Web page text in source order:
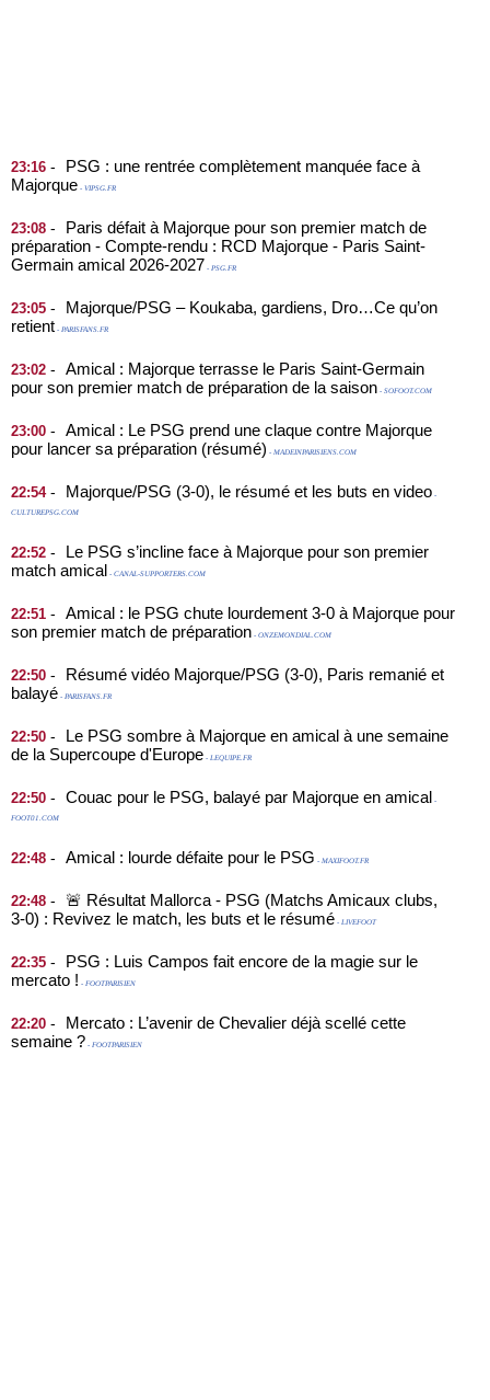
23:16 -
PSG : une rentrée complètement manquée face à
Majorque - VIPSG.FR
23:08 -
Paris défait à Majorque pour son premier match de
préparation - Compte-rendu : RCD Majorque - Paris Saint-
Germain amical 2026-2027 - PSG.FR
23:05 -
Majorque/PSG – Koukaba, gardiens, Dro…Ce qu’on
retient - PARISFANS.FR
23:02 -
Amical : Majorque terrasse le Paris Saint-Germain
pour son premier match de préparation de la saison - SOFOOT.COM
23:00 -
Amical : Le PSG prend une claque contre Majorque
pour lancer sa préparation (résumé) - MADEINPARISIENS.COM
22:54- Majorque/PSG (3-0), le résumé et les buts en video -
CULTUREPSG.COM
22:52 -
Le PSG s’incline face à Majorque pour son premier
match amical - CANAL-SUPPORTERS.COM
22:51 -
Amical : le PSG chute lourdement 3-0 à Majorque pour
son premier match de préparation - ONZEMONDIAL.COM
22:50 -
Résumé vidéo Majorque/PSG (3-0), Paris remanié et
balayé - PARISFANS.FR
22:50 -
Le PSG sombre à Majorque en amical à une semaine
de la Supercoupe d'Europe - LEQUIPE.FR
22:50 - Couac pour le PSG, balayé par Majorque en amical -
FOOT01.COM
22:48 - Amical : lourde défaite pour le PSG - MAXIFOOT.FR
22:48 -
🚨 Résultat Mallorca - PSG (Matchs Amicaux clubs,
3-0) : Revivez le match, les buts et le résumé - LIVEFOOT
22:35 -
PSG : Luis Campos fait encore de la magie sur le
mercato ! - FOOTPARISIEN
22:20 -
Mercato : L’avenir de Chevalier déjà scellé cette
semaine ? - FOOTPARISIEN